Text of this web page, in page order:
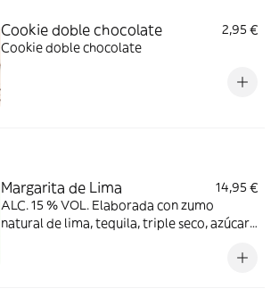
Cookie doble chocolate
2,95 €
Cookie doble chocolate
Margarita de Lima
14,95 €
ALC. 15 % VOL. Elaborada con zumo
natural de lima, tequila, triple seco, azúcar